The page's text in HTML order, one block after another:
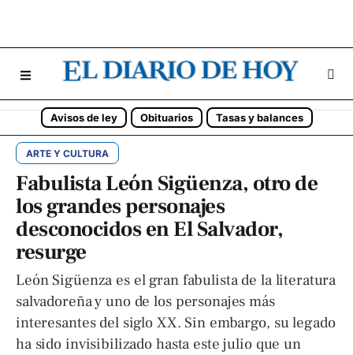
Avisos de ley Obituarios Tasas y balances
ARTE Y CULTURA
Fabulista León Sigüenza, otro de
los grandes personajes
desconocidos en El Salvador,
resurge
León Sigüenza es el gran fabulista de la literatura
salvadoreña y uno de los personajes más
interesantes del siglo XX. Sin embargo, su legado
ha sido invisibilizado hasta este julio que un